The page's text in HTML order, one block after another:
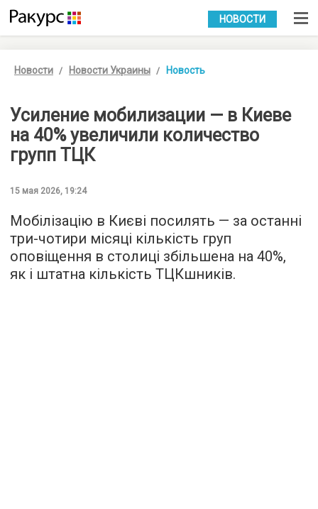
УКР РУС
НОВОСТИ
Новости Новости Украины Новость
Усиление мобилизации — в Киеве
на 40% увеличили количество
групп ТЦК
15 мая 2026, 19:24
Мобілізацію в Києві посилять — за останні
три-чотири місяці кількість груп
оповіщення в столиці збільшена на 40%,
як і штатна кількість ТЦКшників.